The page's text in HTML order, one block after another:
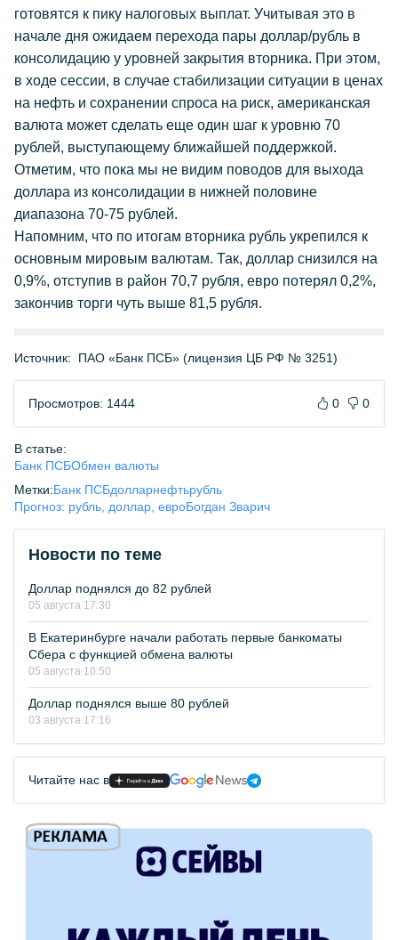
готовятся к пику налоговых выплат. Учитывая это в
начале дня ожидаем перехода пары доллар/рубль в
консолидацию у уровней закрытия вторника. При этом,
в ходе сессии, в случае стабилизации ситуации в ценах
на нефть и сохранении спроса на риск, американская
валюта может сделать еще один шаг к уровню 70
рублей, выступающему ближайшей поддержкой.
Отметим, что пока мы не видим поводов для выхода
доллара из консолидации в нижней половине
диапазона 70-75 рублей.
Напомним, что по итогам вторника рубль укрепился к
основным мировым валютам. Так, доллар снизился на
0,9%, отступив в район 70,7 рубля, евро потерял 0,2%,
закончив торги чуть выше 81,5 рубля.
Источник: ПАО «Банк ПСБ» (лицензия ЦБ РФ № 3251)
Просмотров: 1444 0 0
В статье:
Банк ПСБОбмен валюты
Метки:Банк ПСБдолларнефтьрубль
Прогноз: рубль, доллар, евроБогдан Зварич
Новости по теме
Доллар поднялся до 82 рублей
05 августа 17:30
В Екатеринбурге начали работать первые банкоматы
Сбера с функцией обмена валюты
05 августа 10:50
Доллар поднялся выше 80 рублей
03 августа 17:16
Читайте нас в